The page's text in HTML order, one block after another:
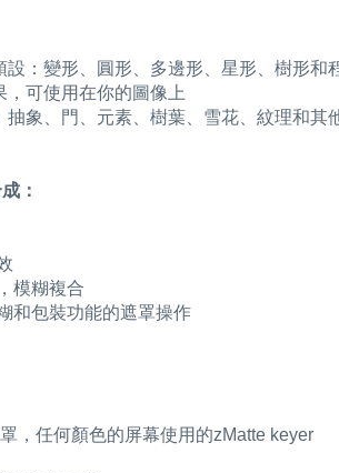
設：變形、圓形、多邊形、星形、樹形和
，可使用在你的圖像上
抽象、門、元素、樹葉、雪花、紋理和其
：
模糊複合
和包裝功能的遮罩操作
，任何顏色的屏幕使用的zMatte keyer